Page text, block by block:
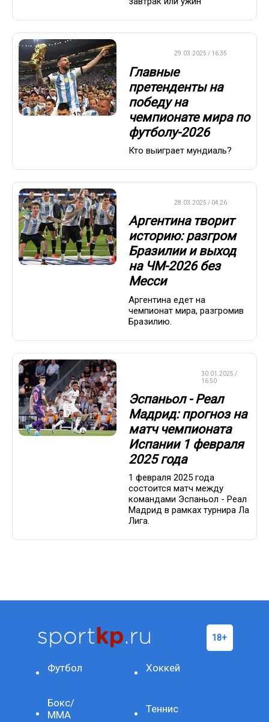
29.03.2025 / 16:35
Главные
претенденты на
победу на
чемпионате мира по
футболу-2026
Кто выиграет мундиаль?
28.03.2025 / 04:26
Аргентина творит
историю: разгром
Бразилии и выход
на ЧМ-2026 без
Месси
Аргентина едет на
чемпионат мира, разгромив
Бразилию.
30.01.2025 /
16:50
Эспаньол - Реал
Мадрид: прогноз на
матч чемпионата
Испании 1 февраля
2025 года
1 февраля 2025 года
состоится матч между
командами Эспаньол - Реал
Мадрид в рамках турнира Ла
Лига.
Футбол Хоккей
Бокс/
ММА
Теннис